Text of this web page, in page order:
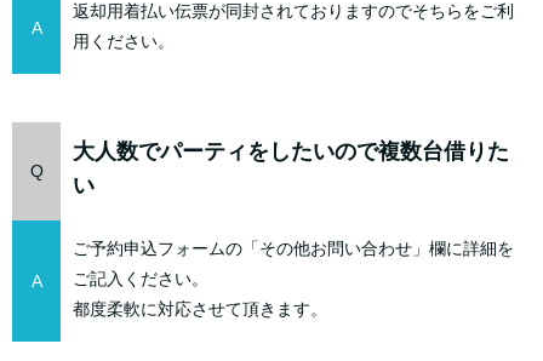
A
返却用着払い伝票が同封されておりますのでそちらをご利
用ください。
Q
大人数でパーティをしたいので複数台借りた
い
A
ご予約申込フォームの「その他お問い合わせ」欄に詳細を
ご記入ください。
都度柔軟に対応させて頂きます。